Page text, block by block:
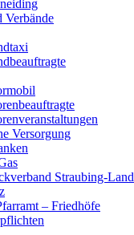
Verbände
Versorgung
Straubing-Land
– Friedhöfe